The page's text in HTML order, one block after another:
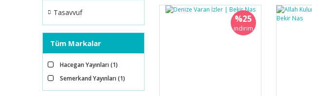
Tasavvuf
Tüm Markalar
Hacegan Yayınları (1)
Semerkand Yayınları (1)
%25
indirim